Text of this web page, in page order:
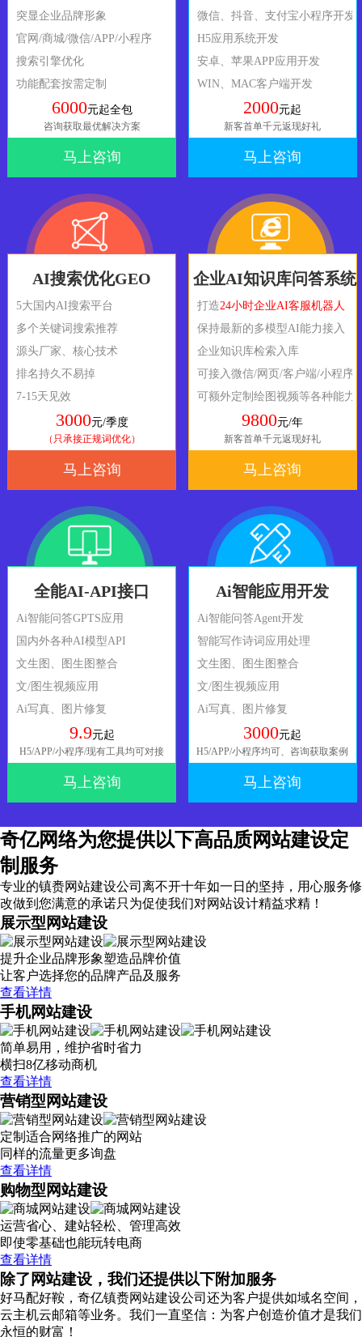
突显企业品牌形象
官网/商城/微信/APP/小程序
搜索引擎优化
功能配套按需定制
6000元起全包
咨询获取最优解决方案
马上咨询
微信、抖音、支付宝小程序开发
H5应用系统开发
安卓、苹果APP应用开发
WIN、MAC客户端开发
2000元起
新客首单千元返现好礼
马上咨询
AI搜索优化GEO
5大国内AI搜索平台
多个关键词搜索推荐
源头厂家、核心技术
排名持久不易掉
7-15天见效
3000元/季度
（只承接正规词优化）
马上咨询
企业AI知识库问答系统
打造24小时企业AI客服机器人
保持最新的多模型AI能力接入
企业知识库检索入库
可接入微信/网页/客户端/小程序
可额外定制绘图视频等各种能力
9800元/年
新客首单千元返现好礼
马上咨询
全能AI-API接口
Ai智能问答GPTS应用
国内外各种AI模型API
文生图、图生图整合
文/图生视频应用
Ai写真、图片修复
9.9元起
H5/APP/小程序/现有工具均可对接
马上咨询
Ai智能应用开发
Ai智能问答Agent开发
智能写作诗词应用处理
文生图、图生图整合
文/图生视频应用
Ai写真、图片修复
3000元起
H5/APP/小程序均可、咨询获取案例
马上咨询
奇亿网络为您提供以下高品质网站建设定
制服务
专业的镇赉网站建设公司离不开十年如一日的坚持， 用心服务修
改做到您满意的承诺只为促使我们对网站设计精益求精！
展示型网站建设
提升企业品牌形象塑造品牌价值
让客户选择您的品牌产品及服务
查看详情
手机网站建设
简单易用，维护省时省力
横扫8亿移动商机
查看详情
营销型网站建设
定制适合网络推广的网站
同样的流量更多询盘
查看详情
购物型网站建设
运营省心、建站轻松、管理高效
即使零基础也能玩转电商
查看详情
除了网站建设，我们还提供以下附加服务
好马配好鞍，奇亿镇赉网站建设公司还为客户提供如域名空间，
云主机云邮箱等业务。我们一直坚信：为客户创造价值才是我们
永恒的财富！